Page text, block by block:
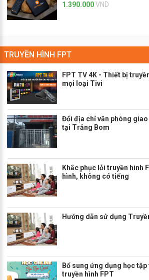
1.390.000VND
TRUYỀN HÌNH FPT
FPT TV 4K - Thiết bị
mọi loại Tivi
Đổi địa chỉ văn phòng
tại Trảng Bom
Khắc phục lỗi truyền hình
hình, không có tiếng
Hướng dẫn sử dụng
Bổ sung ứng dụng học
truyền hình FPT